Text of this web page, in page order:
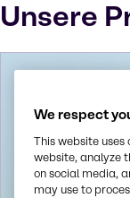
Unsere
We respect
This website
website, analyze
on social media,
may use to